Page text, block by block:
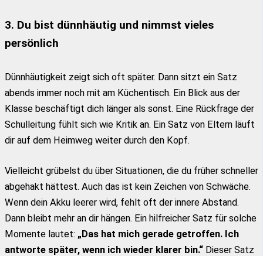
3. Du bist dünnhäutig und nimmst vieles
persönlich
Dünnhäutigkeit zeigt sich oft später. Dann sitzt ein Satz
abends immer noch mit am Küchentisch. Ein Blick aus der
Klasse beschäftigt dich länger als sonst. Eine Rückfrage der
Schulleitung fühlt sich wie Kritik an. Ein Satz von Eltern läuft
dir auf dem Heimweg weiter durch den Kopf.
Vielleicht grübelst du über Situationen, die du früher schneller
abgehakt hättest. Auch das ist kein Zeichen von Schwäche.
Wenn dein Akku leerer wird, fehlt oft der innere Abstand.
Dann bleibt mehr an dir hängen. Ein hilfreicher Satz für solche
Momente lautet: „Das hat mich gerade getroffen. Ich
antworte später, wenn ich wieder klarer bin.“ Dieser Satz